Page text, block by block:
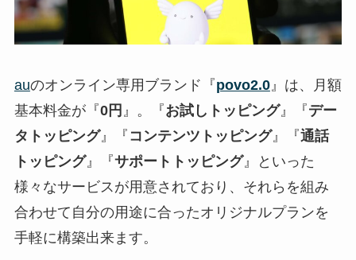
auのオンライン専用ブランド『povo2.0』は、月額
基本料金が『0円 』。『お試しトッピング』『デー
タトッピング』『 コンテンツトッピング』『通話
トッピング』『サポートトッピング』といった
様々なサービスが用意されており、それらを組み
合わせて自分の用途に合ったオリジナルプランを
手軽に構築出来ます。